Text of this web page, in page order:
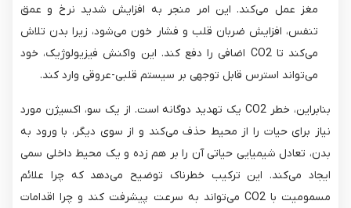
مغز عمل می‌کند. این امر منجر به افزایش شدید نرخ و عمق
تنفس، افزایش ضربان قلب و فشار خون می‌شود، زیرا بدن تلاش
می‌کند تا CO2​ اضافی را دفع کند. این واکنش فیزیولوژیک، خود
می‌تواند استرس قابل توجهی بر سیستم قلبی-عروقی وارد کند.
بنابراین، خطر CO2​ یک تهدید دوگانه است. از یک سو، اکسیژن مورد
نیاز برای حیات را از محیط حذف می‌کند و از سوی دیگر، با ورود به
بدن، تعادل شیمیایی حیاتی آن را بر هم زده و یک محیط داخلی سمی
ایجاد می‌کند. این ترکیب خطرناک توضیح می‌دهد که چرا علائم
مسمومیت با CO2​ می‌تواند به سرعت پیشرفت کند و چرا اقدامات